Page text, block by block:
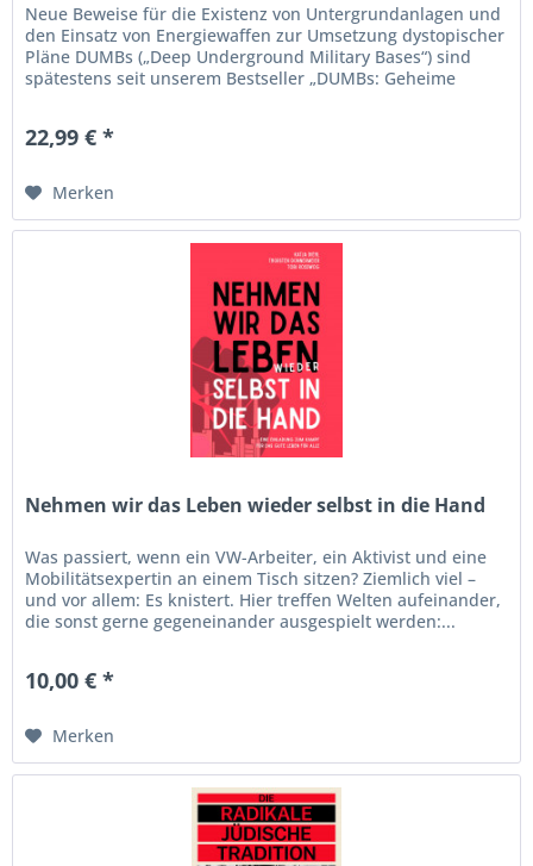
Neue Beweise für die Existenz von Untergrundanlagen und
den Einsatz von Energiewaffen zur Umsetzung dystopischer
Pläne DUMBs („Deep Underground Military Bases“) sind
spätestens seit unserem Bestseller „DUMBs: Geheime
22,99 € *
Merken
Nehmen wir das Leben wieder selbst in die Hand
Was passiert, wenn ein VW-Arbeiter, ein Aktivist und eine
Mobilitätsexpertin an einem Tisch sitzen? Ziemlich viel –
und vor allem: Es knistert. Hier treffen Welten aufeinander,
die sonst gerne gegeneinander ausgespielt werden:...
10,00 € *
Merken